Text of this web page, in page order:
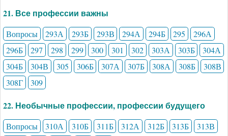
21. Все профессии важны
Вопросы 293А 293Б 293В 294А 294Б 295
296А
296Б
297 298 299 300 301 302 303А 303Б
304А
304Б
304В 305 306Б 307А 307Б 308А 308Б
308В
308Г
309
22. Необычные профессии, профессии будущего
Вопросы 310А 310Б 311Б 312А 312Б 313Б
313В